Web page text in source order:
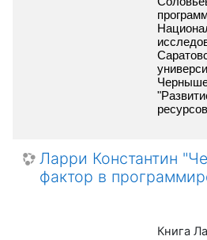
Ларри Константин
фактор в
Книга